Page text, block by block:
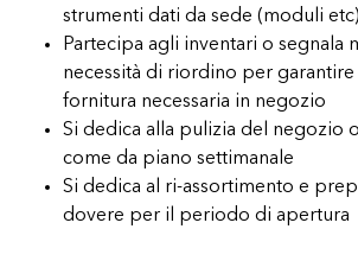
strumenti dati da sede (moduli etc)
Partecipa agli inventari o segnala
necessità di riordino per garantire
fornitura necessaria in negozio
Si dedica alla pulizia del negozio
come da piano settimanale
Si dedica al ri-assortimento e
dovere per il periodo di apertura